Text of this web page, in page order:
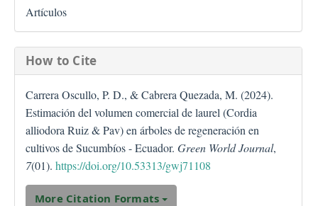
Artículos
How to Cite
Carrera Oscullo, P. D., & Cabrera Quezada, M. (2024).
Estimación del volumen comercial de laurel (Cordia
alliodora Ruiz & Pav) en árboles de regeneración en
cultivos de Sucumbíos - Ecuador. Green World Journal,
7(01). https://doi.org/10.53313/gwj71108
More Citation Formats